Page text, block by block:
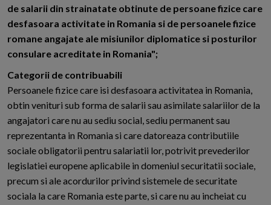
de salarii din strainatate obtinute de persoane fizice care
desfasoara activitate in Romania si de persoanele fizice
romane angajate ale misiunilor diplomatice si posturilor
consulare acreditate in Romania";
Categorii de contribuabili
Persoanele fizice care isi desfasoara activitatea in Romania,
obtin venituri sub forma de salarii sau asimilate salariilor de la
angajatori care nu au sediu social, sediu permanent sau
reprezentanta in Romania si care datoreaza contributiile
sociale obligatorii pentru salariatii lor, potrivit prevederilor
legislatiei europene aplicabile in domeniul securitatii sociale,
precum si ale acordurilor privind sistemele de securitate
sociala la care Romania este parte, si care nu au incheiat cu